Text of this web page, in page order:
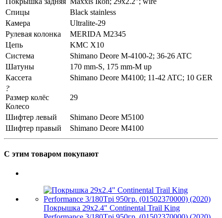
Спицы
Black stainless
Камера
Ultralite-29
Рулевая колонка
MERIDA M2345
Цепь
KMC X10
Система
Shimano Deore M-4100-2; 36-26 ATC
Шатуны
170 mm-S, 175 mm-M up
Кассета
Shimano Deore M4100; 11-42 ATC; 10 GER
?
Размер колёс
Колесо
29
Шифтер левый
Shimano Deore M5100
Шифтер правый
Shimano Deore M4100
С этим товаром покупают
Покрышка 29x2.4" Continental Trail King